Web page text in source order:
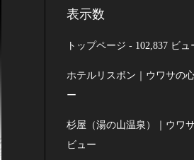
表示数
トップページ - 102,837 ビュ
ホテルリスボン｜ウワサの
ー
杉屋（湯の山温泉）｜ウワ
ビュー